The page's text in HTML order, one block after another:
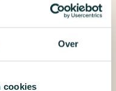
Over
cookies